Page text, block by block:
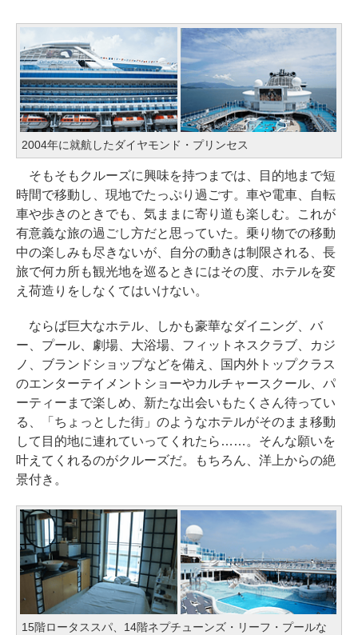
2004年に就航したダイヤモンド・プリンセス
そもそもクルーズに興味を持つまでは、目的地まで短
時間で移動し、現地でたっぷり過ごす。車や電車、自転
車や歩きのときでも、気ままに寄り道も楽しむ。これが
有意義な旅の過ごし方だと思っていた。乗り物での移動
中の楽しみも尽きないが、自分の動きは制限される、長
旅で何カ所も観光地を巡るときにはその度、ホテルを変
え荷造りをしなくてはいけない。
ならば巨大なホテル、しかも豪華なダイニング、バ
ー、プール、劇場、大浴場、フィットネスクラブ、カジ
ノ、ブランドショップなどを備え、国内外トップクラス
のエンターテイメントショーやカルチャースクール、パ
ーティーまで楽しめ、新たな出会いもたくさん待ってい
る、「ちょっとした街」のようなホテルがそのまま移動
して目的地に連れていってくれたら……。そんな願いを
叶えてくれるのがクルーズだ。もちろん、洋上からの絶
景付き。
15階ロータススパ、14階ネプチューンズ・リーフ・プールな